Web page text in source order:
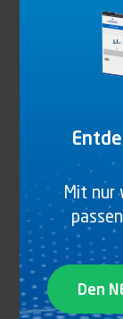
Mit nur
Den